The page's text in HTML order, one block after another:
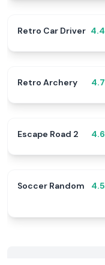
Retro Car Driver 4.4
Retro Archery 4.7
Escape Road 2 4.6
Soccer Random 4.5